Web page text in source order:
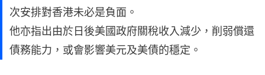
次安排對香港未必是負面。
他亦指出由於日後美國政府關稅收入減少，削弱償還
債務能力，或會影響美元及美債的穩定。